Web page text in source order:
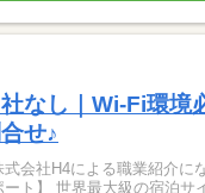
なし｜Wi-Fi環境
せ♪
会社H4による職業紹介に
ト】 世界最大級の宿泊サ